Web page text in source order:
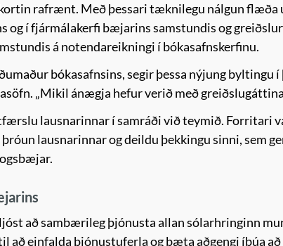
rafrænt. Með þessari tæknilegu nálgun flæða
og í fjármálakerfi bæjarins samstundis og
á notendareikningi í bókasafnskerfinu.
bókasafnsins, segir þessa nýjung byltingu
„Mikil ánægja hefur verið með
lausnarinnar í samráði við teymið. Forritari
lausnarinnar og deildu þekkingu sinni, sem
að sambærileg þjónusta allan sólarhringinn
að einfalda þjónustuferla og bæta aðgengi íbúa